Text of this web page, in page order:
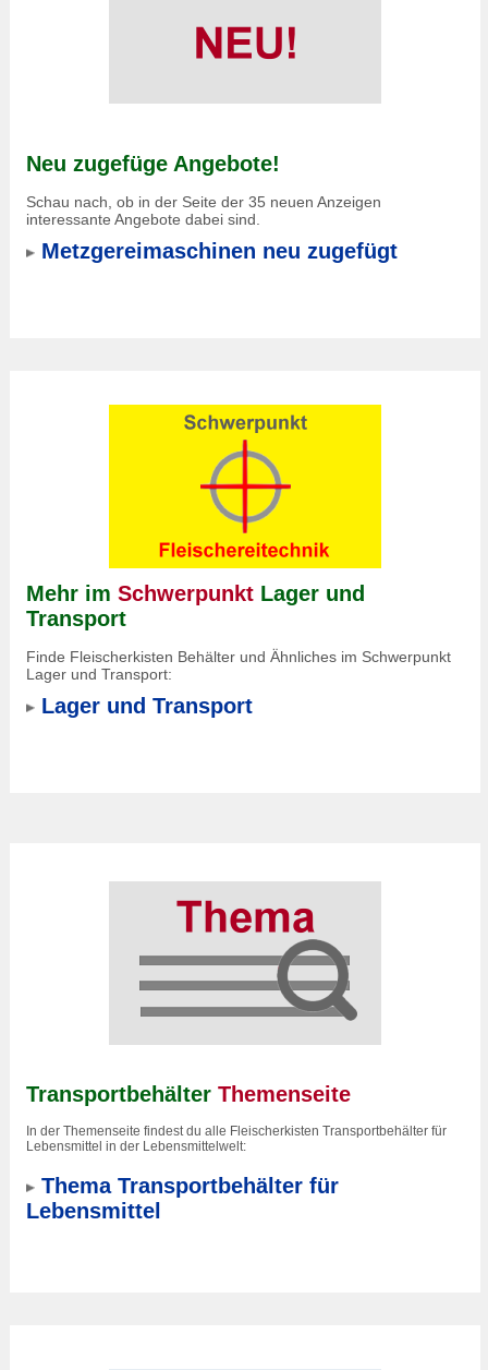
Neu zugefüge Angebote!
Schau nach, ob in der Seite der 35 neuen Anzeigen
interessante Angebote dabei sind.
Metzgereimaschinen neu zugefügt
Mehr im Schwerpunkt Lager und
Transport
Finde Fleischerkisten Behälter und Ähnliches im Schwerpunkt
Lager und Transport:
Lager und Transport
Transportbehälter Themenseite
In der Themenseite findest du alle Fleischerkisten Transportbehälter für
Lebensmittel in der Lebensmittelwelt:
Thema Transportbehälter für
Lebensmittel